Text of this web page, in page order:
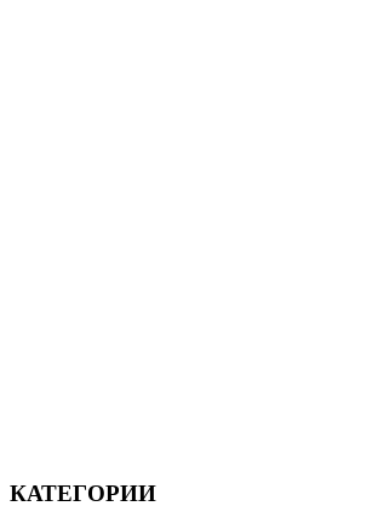
КАТЕГОРИИ